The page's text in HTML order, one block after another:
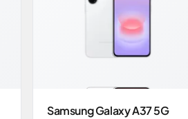
Samsung Galaxy A37 5G